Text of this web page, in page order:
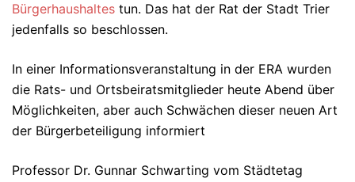
Bürgerhaushaltes tun. Das hat der Rat der Stadt Trier
jedenfalls so beschlossen.
In einer Informationsveranstaltung in der ERA wurden
die Rats- und Ortsbeiratsmitglieder heute Abend über
Möglichkeiten, aber auch Schwächen dieser neuen Art
der Bürgerbeteiligung informiert
Professor Dr. Gunnar Schwarting vom Städtetag